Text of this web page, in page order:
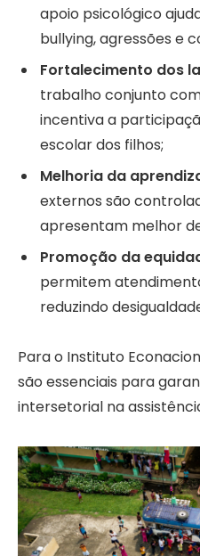
apoio psicológico
bullying, agressões e
Fortalecimento dos
trabalho conjunto
incentiva a
escolar dos filhos;
Melhoria da
externos são
apresentam melhor
Promoção da
permitem
reduzindo
Para o Instituto
são essenciais para
intersetorial na